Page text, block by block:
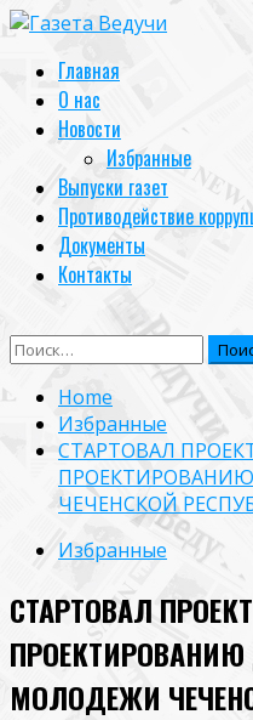
Skip
content
Primary
Menu
Главная
О нас
Новости
Избранные
Выпуски газет
Противодействие
Документы
Контакты
Найти:
Home
Избранные
СТАРТОВАЛ
ЧЕЧЕНСКОЙ
Избранные
СТАРТОВАЛ
МОЛОДЕЖИ